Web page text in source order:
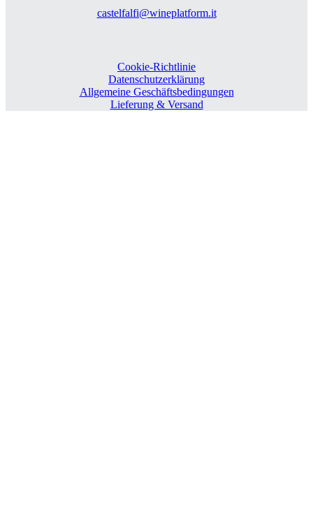
castelfalfi@wineplatform.it
Cookie-Richtlinie
Datenschutzerklärung
Allgemeine Geschäftsbedingungen
Lieferung & Versand